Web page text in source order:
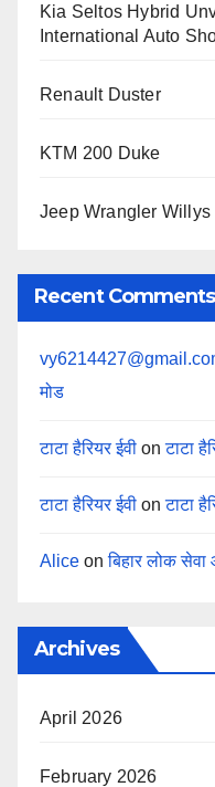
Kia Seltos Hybrid
International Auto
Renault Duster
KTM 200 Duke
Jeep Wrangler Willys
Recent Comments
मोड
टाटा हैरियर ईवी onटाटा
टाटा हैरियर ईवी onटाटा
Alice onबिहार लोक सेवा
Archives
April 2026
February 2026